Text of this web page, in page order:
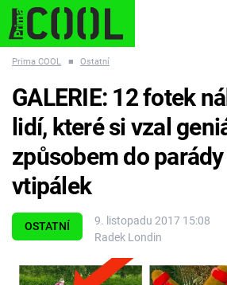
ESCAPE PLNEJ KOTEL AVENGERS 5
Témata
Prima COOL ■ Ostatní
OSTATNÍ
9. listopadu 2017 15:08
Radek Londin
GALERIE: 12 fotek
lidí, které si vzal
způsobem do
vtipálek